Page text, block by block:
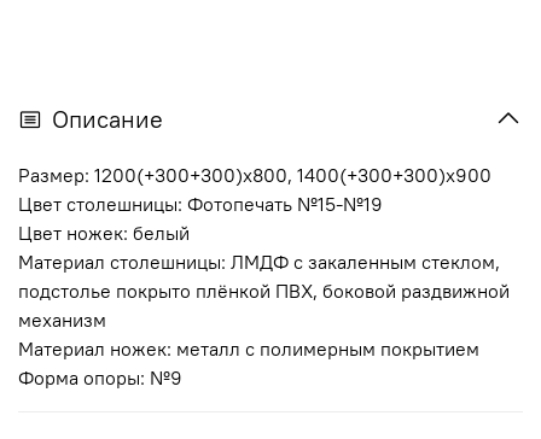
Описание
Размер: 1200(+300+300)х800, 1400(+300+300)х900
Цвет столешницы: Фотопечать №15-№19
Цвет ножек: белый
Материал столешницы: ЛМДФ с закаленным стеклом,
подстолье покрыто плёнкой ПВХ, боковой раздвижной
механизм
Материал ножек: металл с полимерным покрытием
Форма опоры: №9